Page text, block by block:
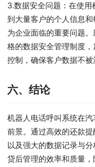
3.数据安全问题：在使
到大量客户的个人信息
为企业面临的重要问题
格的数据安全管理制度
控制，确保客户数据不被
六、结论
机器人电话呼叫系统在
前景。通过高效的还款
以及强大的数据记录与
贷后管理的效率和质量